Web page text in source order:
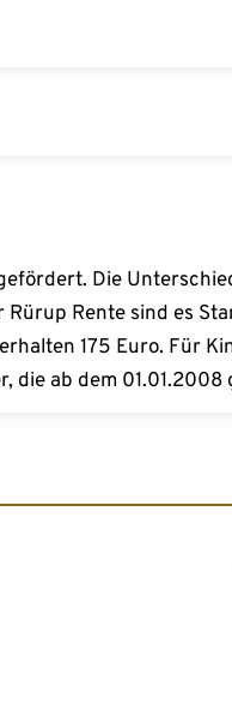
Die
Rente sind es
175 Euro. Für
die ab dem